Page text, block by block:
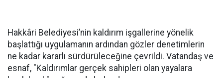
Hakkâri Belediyesi’nin kaldırım işgallerine yönelik
başlattığı uygulamanın ardından gözler denetimlerin
ne kadar kararlı sürdürüleceğine çevrildi. Vatandaş ve
esnaf, "Kaldırımlar gerçek sahipleri olan yayalara